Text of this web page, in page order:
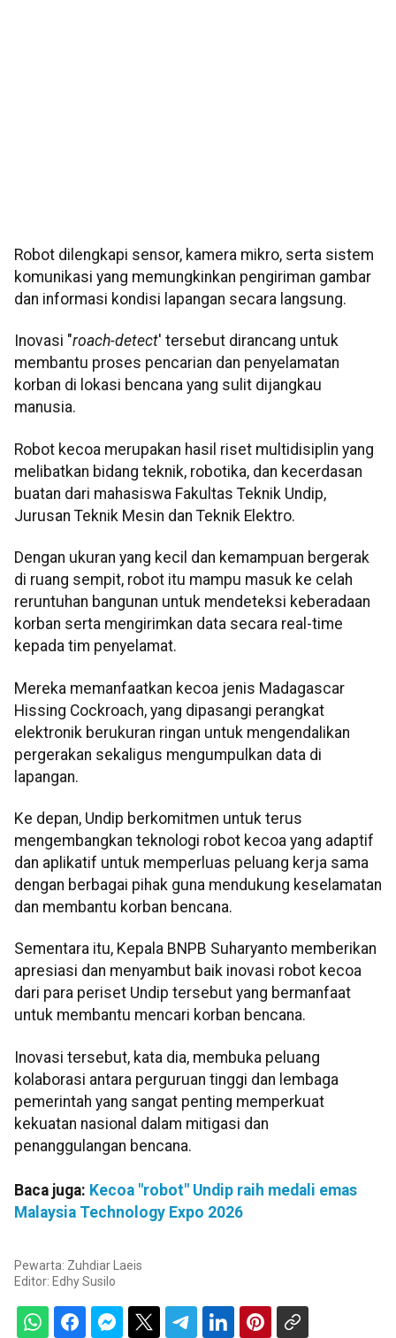
Robot dilengkapi sensor, kamera mikro, serta sistem
komunikasi yang memungkinkan pengiriman gambar
dan informasi kondisi lapangan secara langsung.
Inovasi "roach-detect' tersebut dirancang untuk
membantu proses pencarian dan penyelamatan
korban di lokasi bencana yang sulit dijangkau
manusia.
Robot kecoa merupakan hasil riset multidisiplin yang
melibatkan bidang teknik, robotika, dan kecerdasan
buatan dari mahasiswa Fakultas Teknik Undip,
Jurusan Teknik Mesin dan Teknik Elektro.
Dengan ukuran yang kecil dan kemampuan bergerak
di ruang sempit, robot itu mampu masuk ke celah
reruntuhan bangunan untuk mendeteksi keberadaan
korban serta mengirimkan data secara real-time
kepada tim penyelamat.
Mereka memanfaatkan kecoa jenis Madagascar
Hissing Cockroach, yang dipasangi perangkat
elektronik berukuran ringan untuk mengendalikan
pergerakan sekaligus mengumpulkan data di
lapangan.
Ke depan, Undip berkomitmen untuk terus
mengembangkan teknologi robot kecoa yang adaptif
dan aplikatif untuk memperluas peluang kerja sama
dengan berbagai pihak guna mendukung keselamatan
dan membantu korban bencana.
Sementara itu, Kepala BNPB Suharyanto memberikan
apresiasi dan menyambut baik inovasi robot kecoa
dari para periset Undip tersebut yang bermanfaat
untuk membantu mencari korban bencana.
Inovasi tersebut, kata dia, membuka peluang
kolaborasi antara perguruan tinggi dan lembaga
pemerintah yang sangat penting memperkuat
kekuatan nasional dalam mitigasi dan
penanggulangan bencana.
Baca juga: Kecoa "robot" Undip raih medali emas
Malaysia Technology Expo 2026
Pewarta: Zuhdiar Laeis
Editor: Edhy Susilo